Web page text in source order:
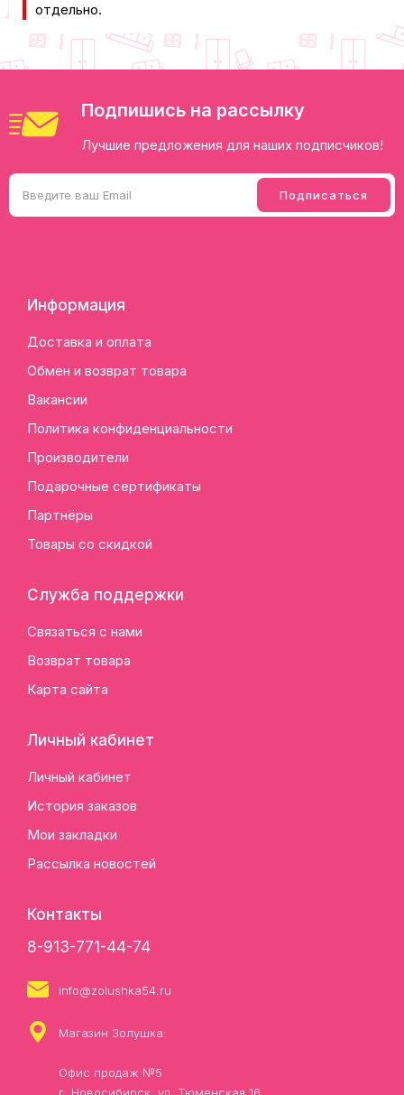
отдельно.
Подпишись на рассылку
Лучшие предложения для наших подписчиков!
Информация
Доставка и оплата
Обмен и возврат товара
Вакансии
Политика конфиденциальности
Производители
Подарочные сертификаты
Партнёры
Товары со скидкой
Служба поддержки
Связаться с нами
Возврат товара
Карта сайта
Личный кабинет
Личный кабинет
История заказов
Мои закладки
Рассылка новостей
Контакты
8-913-771-44-74
info@zolushka54.ru
Магазин Золушка:
Офис продаж №5